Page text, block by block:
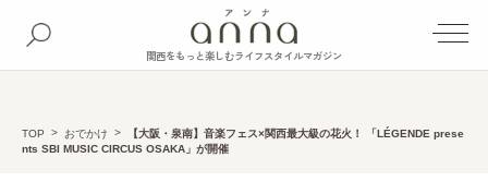
関西をもっと楽しむライフスタイルマガジン
TOP おでかけ
【大阪・泉南】音楽フェス×関西最大級の花火！ 「LÉGENDE prese
nts SBI MUSIC CIRCUS OSAKA」が開催